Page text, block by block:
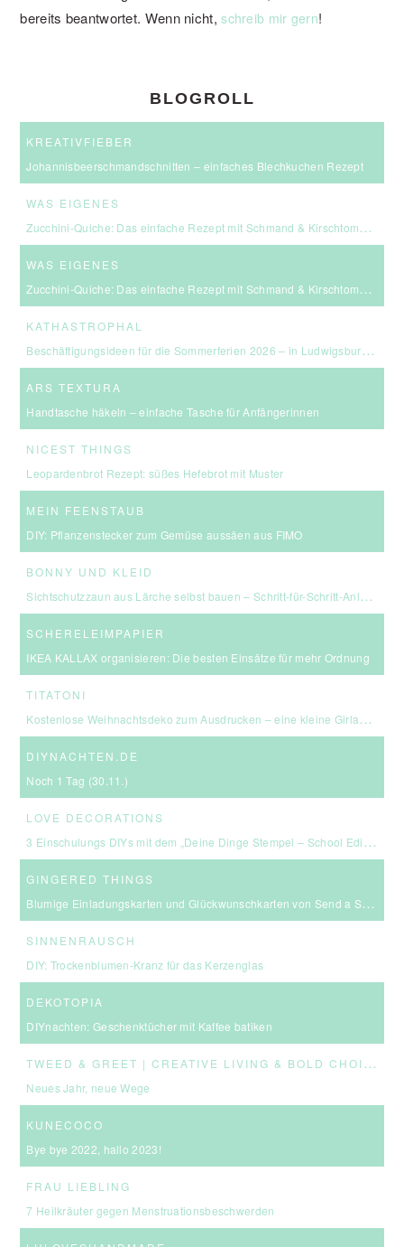
bereits beantwortet. Wenn nicht,schreib mir gern!
BLOGROLL
KREATIVFIEBER
Johannisbeerschmandschnitten – einfaches Blechkuchen Rezept
WAS EIGENES
Zucchini-Quiche: Das einfache Rezept mit Schmand & Kirschtomaten
WAS EIGENES
Zucchini-Quiche: Das einfache Rezept mit Schmand & Kirschtomaten
KATHASTROPHAL
Beschäftigungsideen für die Sommerferien 2026 – in Ludwigsburg, Stuttgart & Umgebung
ARS TEXTURA
Handtasche häkeln – einfache Tasche für Anfängerinnen
NICEST THINGS
Leopardenbrot Rezept: süßes Hefebrot mit Muster
MEIN FEENSTAUB
DIY: Pflanzenstecker zum Gemüse aussäen aus FIMO
BONNY UND KLEID
Sichtschutzzaun aus Lärche selbst bauen – Schritt-für-Schritt-Anleitung & Kosten
SCHERELEIMPAPIER
IKEA KALLAX organisieren: Die besten Einsätze für mehr Ordnung
TITATONI
Kostenlose Weihnachtsdeko zum Ausdrucken – eine kleine Girlande für euer Zuhause ☆
DIYNACHTEN.DE
Noch 1 Tag (30.11.)
LOVE DECORATIONS
3 Einschulungs DIYs mit dem „Deine Dinge Stempel – School Edition“ #BackToSchool + Gewinnspiel
GINGERED THINGS
Blumige Einladungskarten und Glückwunschkarten von Send a Smile
SINNENRAUSCH
DIY: Trockenblumen-Kranz für das Kerzenglas
DEKOTOPIA
DIYnachten: Geschenktücher mit Kaffee batiken
T
WEED & GREET | CREATIVE LIVING & BOLD CHOICES
Neues Jahr, neue Wege
KUNECOCO
Bye bye 2022, hallo 2023!
FRAU LIEBLING
7 Heilkräuter gegen Menstruationsbeschwerden